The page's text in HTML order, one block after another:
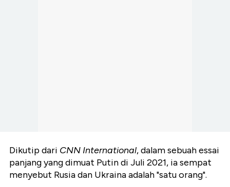
Dikutip dari CNN International, dalam sebuah essai
panjang yang dimuat Putin di Juli 2021, ia sempat
menyebut Rusia dan Ukraina adalah "satu orang".